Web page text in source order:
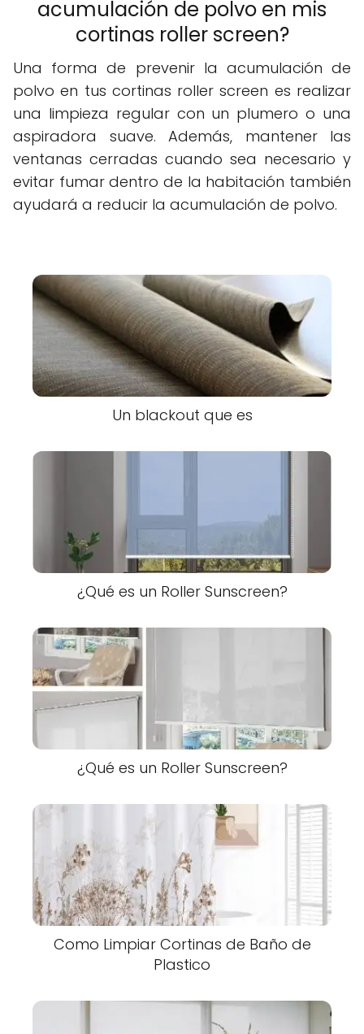
acumulación de polvo en mis
cortinas roller screen?
Una forma de prevenir la acumulación de
polvo en tus cortinas roller screen es realizar
una limpieza regular con un plumero o una
aspiradora suave. Además, mantener las
ventanas cerradas cuando sea necesario y
evitar fumar dentro de la habitación también
ayudará a reducir la acumulación de polvo.
Un blackout que es
¿Qué es un Roller Sunscreen?
¿Qué es un Roller Sunscreen?
Como Limpiar Cortinas de Baño de
Plastico